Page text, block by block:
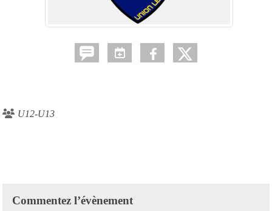
U12-U13
Commentez l’évènement